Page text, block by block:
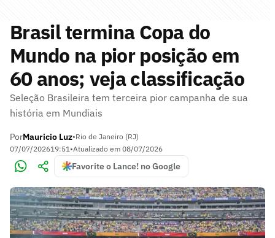
Brasil termina Copa do
Mundo na pior posição em
60 anos; veja classificação
Seleção Brasileira tem terceira pior campanha de sua
história em Mundiais
PorMauricio Luz•Rio de Janeiro (RJ)
07/07/202619:51•Atualizado em 08/07/2026
Favorite o Lance! no Google